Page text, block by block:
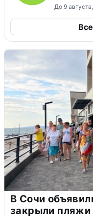
До 9
В Сочи
закрыли пляжи